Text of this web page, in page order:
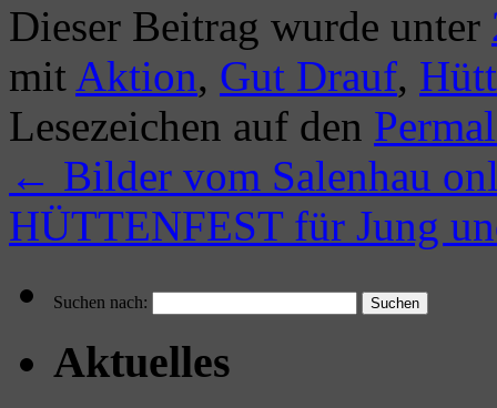
Dieser Beitrag wurde unter
mit Aktion, Gut Drauf,
Lesezeichen auf den
← Bilder vom Salenhau
HÜTTENFEST für Jung
Suchen nach:
Aktuelles